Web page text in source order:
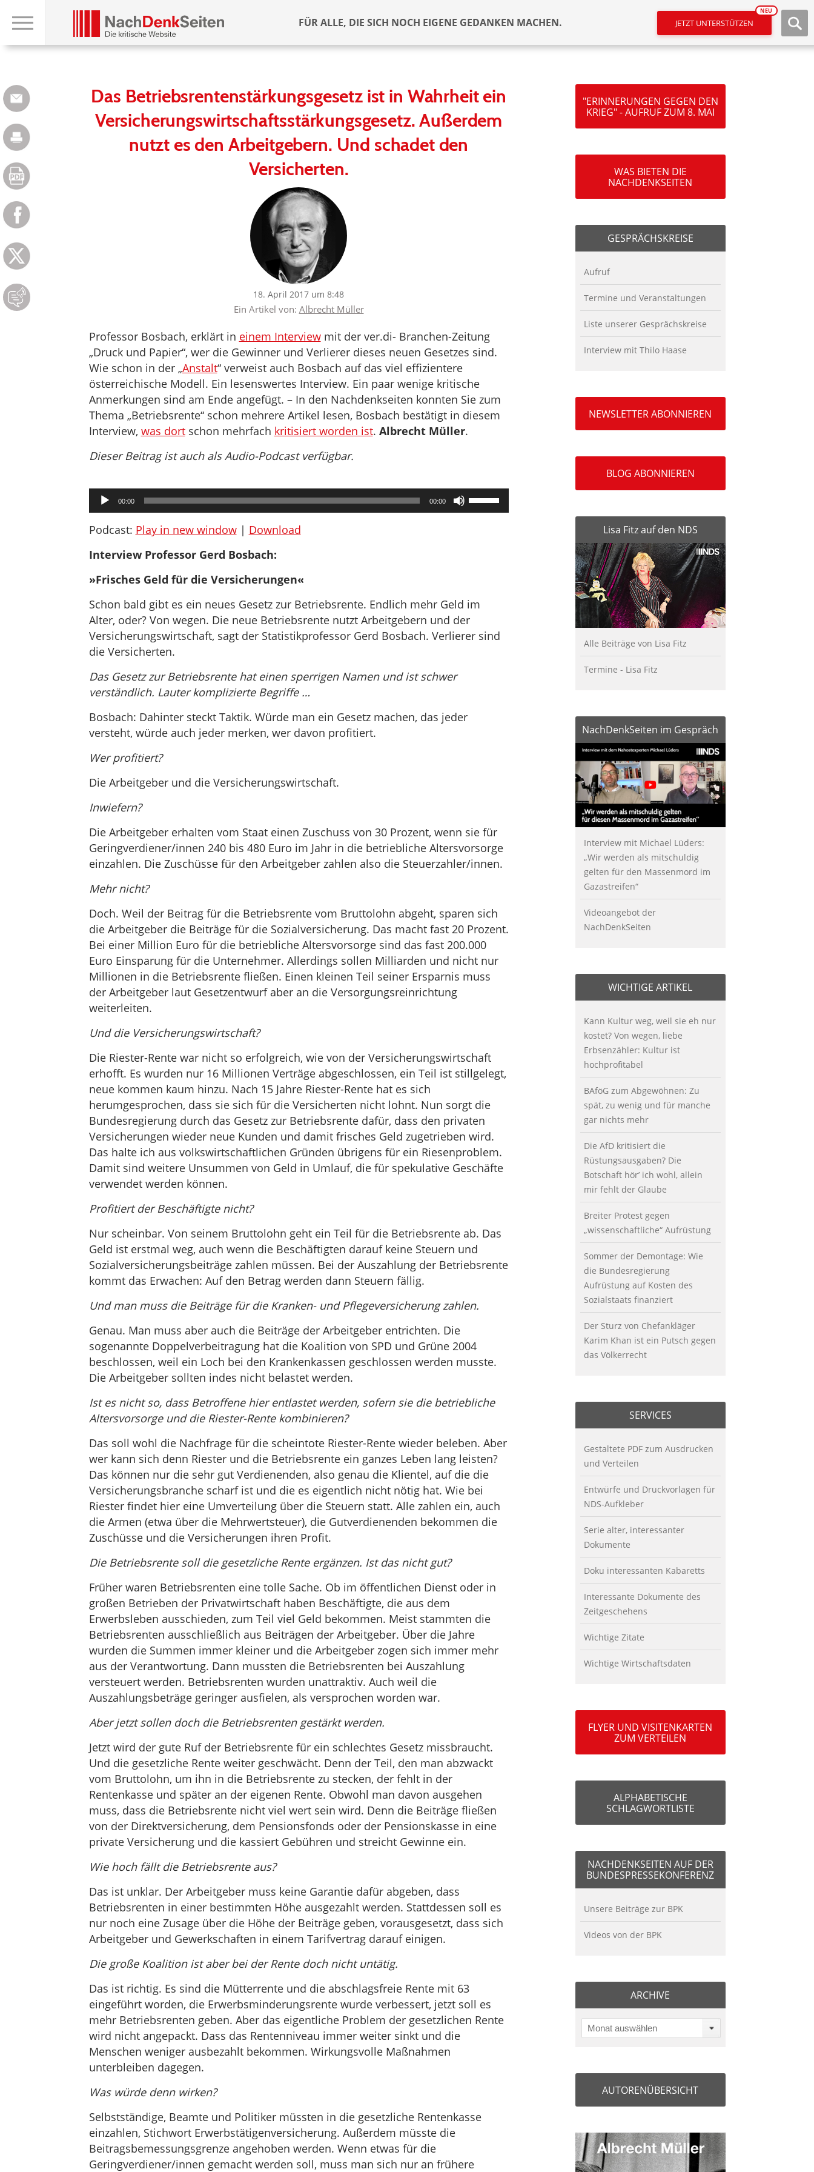
FÜR ALLE, DIE SICH NOCH EIGENE GEDANKEN MACHEN. JETZT UNTERSTÜTZEN
NEU
Das Betriebsrentenstärkungsgesetz ist in Wahrheit ein
Versicherungswirtschaftsstärkungsgesetz. Außerdem
nutzt es den Arbeitgebern. Und schadet den
Versicherten.
18. April 2017 um 8:48
Ein Artikel von: Albrecht Müller
Professor Bosbach, erklärt in einem Interviewmit der ver.di- Branchen-Zeitung
„Druck und Papier“, wer die Gewinner und Verlierer dieses neuen Gesetzes sind.
Wie schon in der „Anstalt“ verweist auch Bosbach auf das viel effizientere
österreichische Modell. Ein lesenswertes Interview. Ein paar wenige kritische
Anmerkungen sind am Ende angefügt. – In den Nachdenkseiten konnten Sie zum
Thema „Betriebsrente“ schon mehrere Artikel lesen, Bosbach bestätigt in diesem
Interview, was dortschon mehrfach kritisiert worden ist. Albrecht Müller.
Dieser Beitrag ist auch als Audio-Podcast verfügbar.
Audio-
Player
00:00 00:00
Pfeiltasten
Hoch/Runter
regeln.
Podcast: Play in new window| Download
Interview Professor Gerd Bosbach:
»Frisches Geld für die Versicherungen«
Schon bald gibt es ein neues Gesetz zur Betriebsrente. Endlich mehr Geld im
Alter, oder? Von wegen. Die neue Betriebsrente nutzt Arbeitgebern und der
Versicherungswirtschaft, sagt der Statistikprofessor Gerd Bosbach. Verlierer sind
die Versicherten.
Das Gesetz zur Betriebsrente hat einen sperrigen Namen und ist schwer
verständlich. Lauter komplizierte Begriffe …
Bosbach: Dahinter steckt Taktik. Würde man ein Gesetz machen, das jeder
versteht, würde auch jeder merken, wer davon profitiert.
Wer profitiert?
Die Arbeitgeber und die Versicherungswirtschaft.
Inwiefern?
Die Arbeitgeber erhalten vom Staat einen Zuschuss von 30 Prozent, wenn sie für
Geringverdiener/innen 240 bis 480 Euro im Jahr in die betriebliche Altersvorsorge
einzahlen. Die Zuschüsse für den Arbeitgeber zahlen also die Steuerzahler/innen.
Mehr nicht?
Doch. Weil der Beitrag für die Betriebsrente vom Bruttolohn abgeht, sparen sich
die Arbeitgeber die Beiträge für die Sozialversicherung. Das macht fast 20 Prozent.
Bei einer Million Euro für die betriebliche Altersvorsorge sind das fast 200.000
Euro Einsparung für die Unternehmer. Allerdings sollen Milliarden und nicht nur
Millionen in die Betriebsrente fließen. Einen kleinen Teil seiner Ersparnis muss
der Arbeitgeber laut Gesetzentwurf aber an die Versorgungsreinrichtung
weiterleiten.
Und die Versicherungswirtschaft?
Die Riester-Rente war nicht so erfolgreich, wie von der Versicherungswirtschaft
erhofft. Es wurden nur 16 Millionen Verträge abgeschlossen, ein Teil ist stillgelegt,
neue kommen kaum hinzu. Nach 15 Jahre Riester-Rente hat es sich
herumgesprochen, dass sie sich für die Versicherten nicht lohnt. Nun sorgt die
Bundesregierung durch das Gesetz zur Betriebsrente dafür, dass den privaten
Versicherungen wieder neue Kunden und damit frisches Geld zugetrieben wird.
Das halte ich aus volkswirtschaftlichen Gründen übrigens für ein Riesenproblem.
Damit sind weitere Unsummen von Geld in Umlauf, die für spekulative Geschäfte
verwendet werden können.
Profitiert der Beschäftigte nicht?
Nur scheinbar. Von seinem Bruttolohn geht ein Teil für die Betriebsrente ab. Das
Geld ist erstmal weg, auch wenn die Beschäftigten darauf keine Steuern und
Sozialversicherungsbeiträge zahlen müssen. Bei der Auszahlung der Betriebsrente
kommt das Erwachen: Auf den Betrag werden dann Steuern fällig.
Und man muss die Beiträge für die Kranken- und Pflegeversicherung zahlen.
Genau. Man muss aber auch die Beiträge der Arbeitgeber entrichten. Die
sogenannte Doppelverbeitragung hat die Koalition von SPD und Grüne 2004
beschlossen, weil ein Loch bei den Krankenkassen geschlossen werden musste.
Die Arbeitgeber sollten indes nicht belastet werden.
Ist es nicht so, dass Betroffene hier entlastet werden, sofern sie die betriebliche
Altersvorsorge und die Riester-Rente kombinieren?
Das soll wohl die Nachfrage für die scheintote Riester-Rente wieder beleben. Aber
wer kann sich denn Riester und die Betriebsrente ein ganzes Leben lang leisten?
Das können nur die sehr gut Verdienenden, also genau die Klientel, auf die die
Versicherungsbranche scharf ist und die es eigentlich nicht nötig hat. Wie bei
Riester findet hier eine Umverteilung über die Steuern statt. Alle zahlen ein, auch
die Armen (etwa über die Mehrwertsteuer), die Gutverdienenden bekommen die
Zuschüsse und die Versicherungen ihren Profit.
Die Betriebsrente soll die gesetzliche Rente ergänzen. Ist das nicht gut?
Früher waren Betriebsrenten eine tolle Sache. Ob im öffentlichen Dienst oder in
großen Betrieben der Privatwirtschaft haben Beschäftigte, die aus dem
Erwerbsleben ausschieden, zum Teil viel Geld bekommen. Meist stammten die
Betriebsrenten ausschließlich aus Beiträgen der Arbeitgeber. Über die Jahre
wurden die Summen immer kleiner und die Arbeitgeber zogen sich immer mehr
aus der Verantwortung. Dann mussten die Betriebsrenten bei Auszahlung
versteuert werden. Betriebsrenten wurden unattraktiv. Auch weil die
Auszahlungsbeträge geringer ausfielen, als versprochen worden war.
Aber jetzt sollen doch die Betriebsrenten gestärkt werden.
Jetzt wird der gute Ruf der Betriebsrente für ein schlechtes Gesetz missbraucht.
Und die gesetzliche Rente weiter geschwächt. Denn der Teil, den man abzwackt
vom Bruttolohn, um ihn in die Betriebsrente zu stecken, der fehlt in der
Rentenkasse und später an der eigenen Rente. Obwohl man davon ausgehen
muss, dass die Betriebsrente nicht viel wert sein wird. Denn die Beiträge fließen
von der Direktversicherung, dem Pensionsfonds oder der Pensionskasse in eine
private Versicherung und die kassiert Gebühren und streicht Gewinne ein.
Wie hoch fällt die Betriebsrente aus?
Das ist unklar. Der Arbeitgeber muss keine Garantie dafür abgeben, dass
Betriebsrenten in einer bestimmten Höhe ausgezahlt werden. Stattdessen soll es
nur noch eine Zusage über die Höhe der Beiträge geben, vorausgesetzt, dass sich
Arbeitgeber und Gewerkschaften in einem Tarifvertrag darauf einigen.
Die große Koalition ist aber bei der Rente doch nicht untätig.
Das ist richtig. Es sind die Mütterrente und die abschlagsfreie Rente mit 63
eingeführt worden, die Erwerbsminderungsrente wurde verbessert, jetzt soll es
mehr Betriebsrenten geben. Aber das eigentliche Problem der gesetzlichen Rente
wird nicht angepackt. Dass das Rentenniveau immer weiter sinkt und die
Menschen weniger ausbezahlt bekommen. Wirkungsvolle Maßnahmen
unterbleiben dagegen.
Was würde denn wirken?
Selbstständige, Beamte und Politiker müssten in die gesetzliche Rentenkasse
einzahlen, Stichwort Erwerbstätigenversicherung. Außerdem müsste die
Beitragsbemessungsgrenze angehoben werden. Wenn etwas für die
Geringverdiener/innen gemacht werden soll, muss man sich nur an frühere
"ERINNERUNGEN GEGEN DEN
KRIEG" - AUFRUF ZUM 8. MAI
WAS BIETEN DIE
NACHDENKSEITEN
GESPRÄCHSKREISE
Aufruf
Termine und Veranstaltungen
Liste unserer Gesprächskreise
Interview mit Thilo Haase
NEWSLETTER ABONNIEREN
BLOG ABONNIEREN
Lisa Fitz auf den NDS
Alle Beiträge von Lisa Fitz
Termine - Lisa Fitz
NachDenkSeiten im Gespräch
Interview mit Michael Lüders:
„Wir werden als mitschuldig
gelten für den Massenmord im
Gazastreifen“
Videoangebot der
NachDenkSeiten
WICHTIGE ARTIKEL
Kann Kultur weg, weil sie eh nur
kostet? Von wegen, liebe
Erbsenzähler: Kultur ist
hochprofitabel
BAföG zum Abgewöhnen: Zu
spät, zu wenig und für manche
gar nichts mehr
Die AfD kritisiert die
Rüstungsausgaben? Die
Botschaft hör’ ich wohl, allein
mir fehlt der Glaube
Breiter Protest gegen
„wissenschaftliche“ Aufrüstung
Sommer der Demontage: Wie
die Bundesregierung
Aufrüstung auf Kosten des
Sozialstaats finanziert
Der Sturz von Chefankläger
Karim Khan ist ein Putsch gegen
das Völkerrecht
SERVICES
Gestaltete PDF zum Ausdrucken
und Verteilen
Entwürfe und Druckvorlagen für
NDS-Aufkleber
Serie alter, interessanter
Dokumente
Doku interessanten Kabaretts
Interessante Dokumente des
Zeitgeschehens
Wichtige Zitate
Wichtige Wirtschaftsdaten
FLYER UND VISITENKARTEN
ZUM VERTEILEN
ALPHABETISCHE
SCHLAGWORTLISTE
NACHDENKSEITEN AUF DER
BUNDESPRESSEKONFERENZ
Unsere Beiträge zur BPK
Videos von der BPK
ARCHIVE
Monat auswählen
AUTORENÜBERSICHT